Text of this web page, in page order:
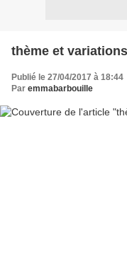
thème et variations
Publié le 27/04/2017 à 18:44
Par emmabarbouille